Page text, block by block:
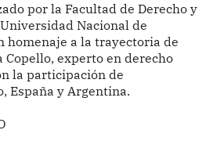
por la Facultad de Derecho y
Nacional de
homenaje a la trayectoria de
Copello, experto en derecho
la participación de
España y Argentina.